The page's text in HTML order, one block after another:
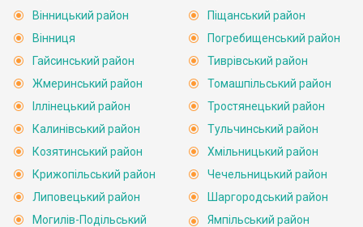
Вінницький район
Вінниця
Гайсинський район
Жмеринський район
Іллінецький район
Калинівський район
Козятинський район
Крижопільський район
Липовецький район
Могилів-Подільський
Піщанський район
Погребищенський район
Тиврівський район
Томашпільський район
Тростянецький район
Тульчинський район
Хмільницький район
Чечельницький район
Шаргородський район
Ямпільський район